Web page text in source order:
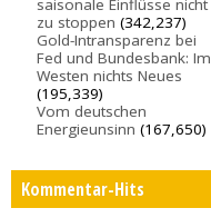
saisonale Einflüsse nicht
zu stoppen (342,237)
Gold-Intransparenz bei
Fed und Bundesbank: Im
Westen nichts Neues
(195,339)
Vom deutschen
Energieunsinn (167,650)
Kommentar-Hits